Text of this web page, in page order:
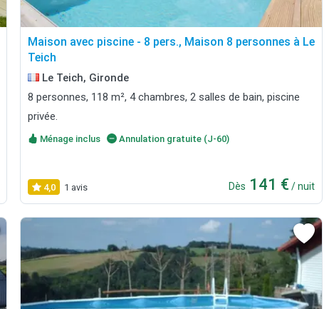
Maison avec piscine - 8 pers., Maison 8 personnes à Le
Teich
Le Teich, Gironde
8 personnes, 118 m², 4 chambres, 2 salles de bain, piscine
privée.
Ménage inclus Annulation gratuite (J-60)
4,0 1 avis Dès 141 € / nuit